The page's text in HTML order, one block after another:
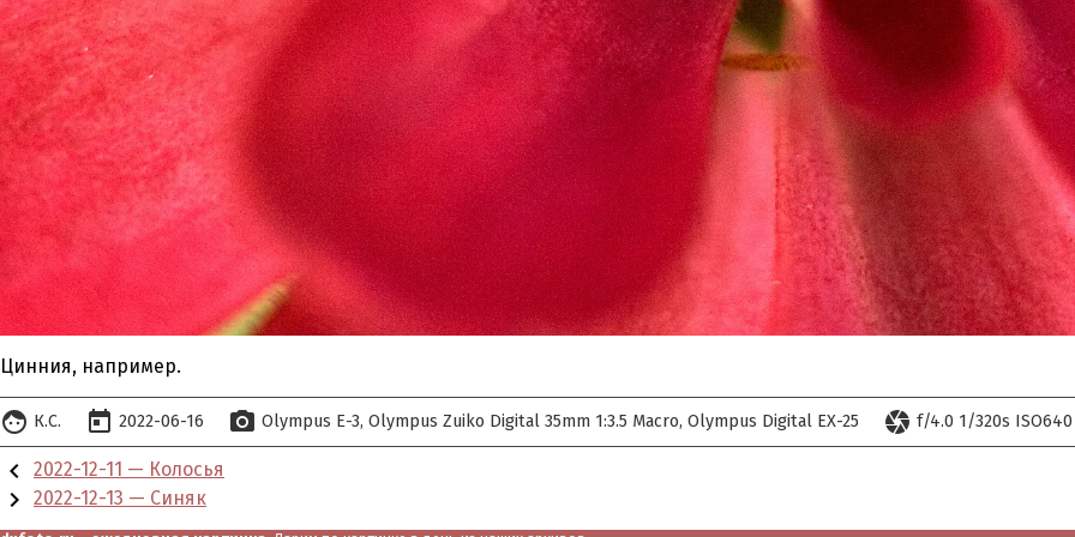
Цинния, например.
face К.С. today 2022-06-16 photo_camera Olympus E-3 Olympus Zuiko Digital 35mm 1:3.5 Macro Olympus Digital EX-25 camera f/4.0 1/320s ISO640
chevron_left 2022-12-11 — Колосья
chevron_right 2022-12-13 — Синяк